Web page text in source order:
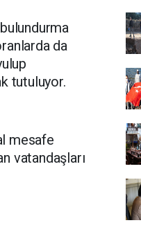
da
tutuluyor.
mesafe
vatandaşları